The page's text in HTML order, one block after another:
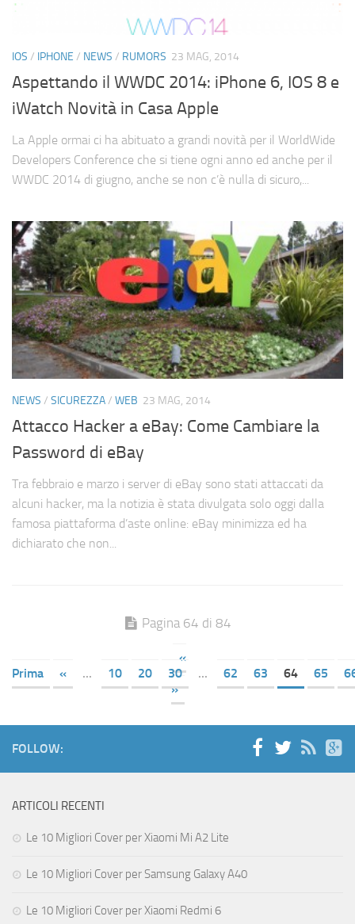
IOS / IPHONE / NEWS / RUMORS 23 MAG, 2014
Aspettando il WWDC 2014: iPhone 6, IOS 8 e
iWatch Novità in Casa Apple
La Apple ormai ci ha abituato a grandi novità per il WorldWide
Developers Conference che si tiene ogni anno ed anche per il
WWDC 2014 di giugno, anche se non c’è nulla di sicuro,...
NEWS / SICUREZZA/ WEB 23 MAG, 2014
Attacco Hacker a eBay: Come Cambiare la
Password di eBay
Tra febbraio e marzo i server di eBay sono stati attaccati da
alcuni hacker, ma la notizia è stata divulgata solo oggi dalla
famosa piattaforma d’aste online: eBay minimizza ed ha
dichiarato che non...
Pagina 64 di 84
«
Prima
« ... 10 20 30 ... 62 63 64 65
»
FOLLOW:
ARTICOLI RECENTI
Le 10 Migliori Cover per Xiaomi Mi A2 Lite
Le 10 Migliori Cover per Samsung Galaxy A40
Le 10 Migliori Cover per Xiaomi Redmi 6